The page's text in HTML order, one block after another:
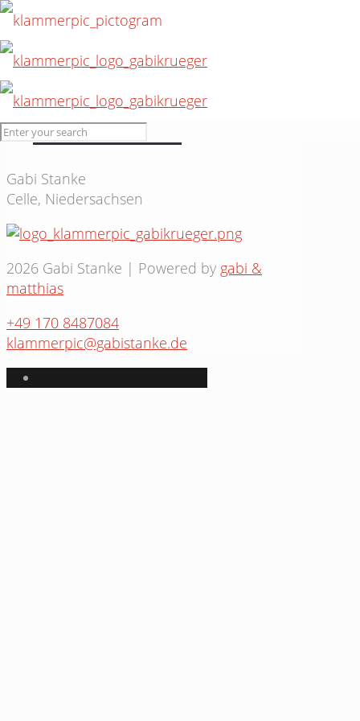
10. Juli 2015
Besuch #16
Gabi Stanke
Celle, Niedersachsen
2026 Gabi Stanke | Powered by gabi &
matthias
+49 170 8487084
klammerpic@gabistanke.de